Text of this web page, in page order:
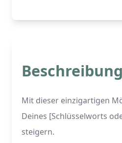
Mit dieser einzigartigen
Deines [Schlüsselworts
steigern.